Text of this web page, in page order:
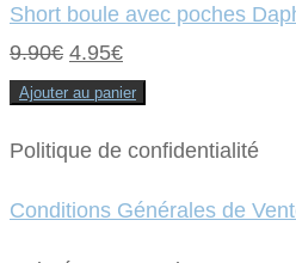
Short boule avec poches
9.90€ Le
prix
était :
9.90€.
4.95€Le
prix
est :
4.95€.
Ajouter au panier
Politique de confidentialité
Conditions Générales de